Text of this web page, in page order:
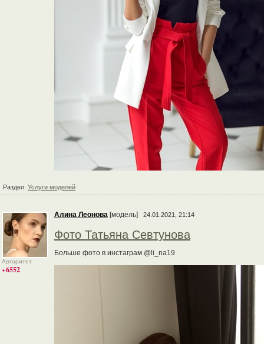
Раздел: Услуги моделей
Авторитет
+6552
Алина Леонова [модель] 24.01.2021, 21:14
Фото Татьяна Севтунова
Больше фото в инстаграм @li_na19